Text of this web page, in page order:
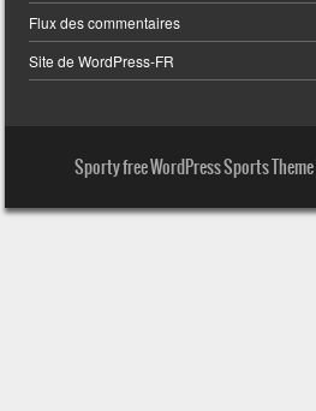
Flux des commentaires
Site de WordPress-FR
Sporty free WordPress Sports Theme